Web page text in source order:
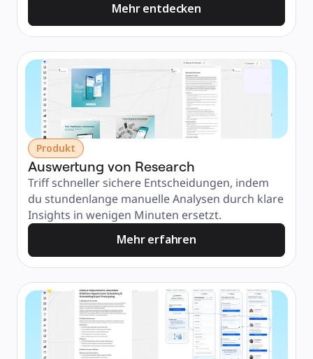
Mehr entdecken
Produkt
Auswertung von Research
Triff schneller sichere Entscheidungen, indem
du stundenlange manuelle Analysen durch klare
Insights in wenigen Minuten ersetzt.
Mehr erfahren